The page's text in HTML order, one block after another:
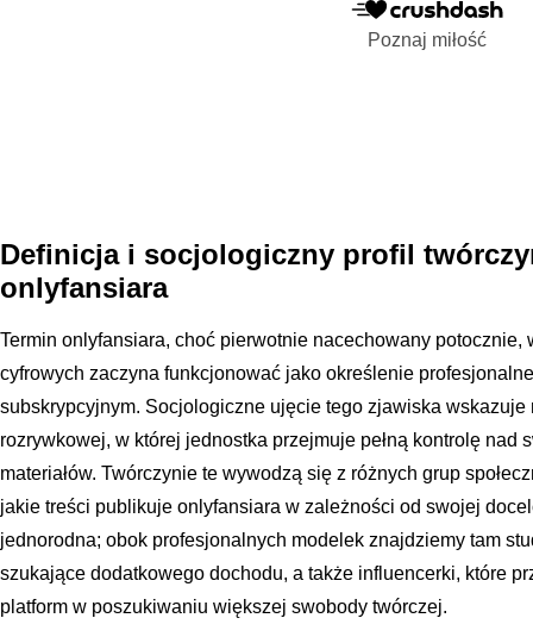
Poznaj miłość
Definicja i socjologiczny profil
onlyfansiara
Termin onlyfansiara, choć pierwotnie nacechowany potocznie,
cyfrowych zaczyna funkcjonować jako określenie
subskrypcyjnym. Socjologiczne ujęcie tego zjawiska wskazuje
rozrywkowej, w której jednostka przejmuje pełną kontrolę nad
materiałów. Twórczynie te wywodzą się z różnych grup
jakie treści publikuje onlyfansiara w zależności od swojej
jednorodna; obok profesjonalnych modelek znajdziemy tam
szukające dodatkowego dochodu, a także influencerki, które
platform w poszukiwaniu większej swobody twórczej.